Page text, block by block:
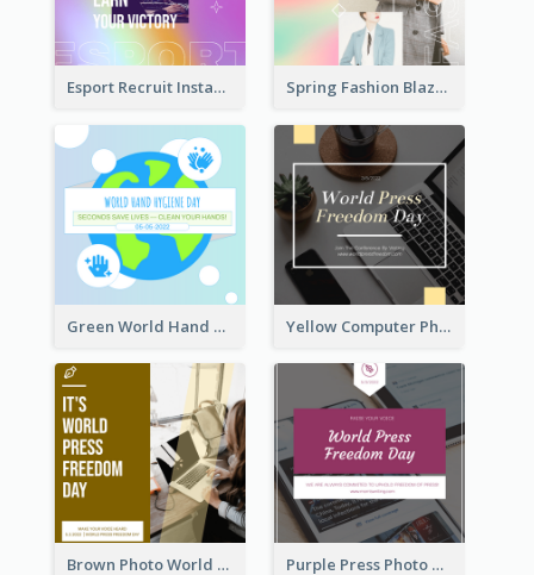
Esport Recruit Instagram Post Spring Fashion Blazer Instagram Post
Green World Hand Hygiene Day Instagram Post Yellow Computer Photo World Press Freedom Day Instagram Post
Brown Photo World Press Freedom Day Instagram Post Purple Press Photo World Press Freedom Day Instagram Post